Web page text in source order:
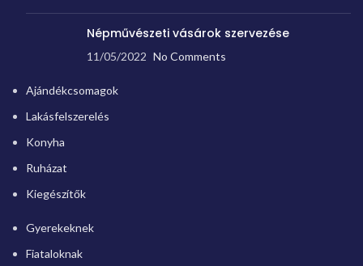
Népművészeti vásárok szervezése
11/05/2022 No Comments
Ajándékcsomagok
Lakásfelszerelés
Konyha
Ruházat
Kiegészítők
Gyerekeknek
Fiataloknak